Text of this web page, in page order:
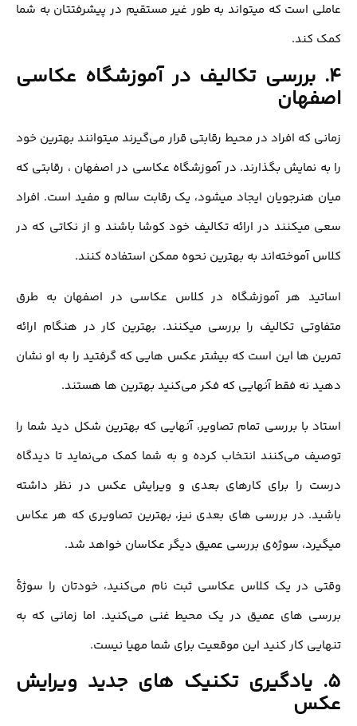
عاملی است که میتواند به طور غیر مستقیم در پیشرفتتان به شما
کمک کند.
4. بررسی تکالیف در آموزشگاه عکاسی
اصفهان
زمانی که افراد در محیط رقابتی قرار می‌گیرند میتوانند بهترین خود
را به نمایش بگذارند. در آموزشگاه عکاسی در اصفهان ، رقابتی که
میان هنرجویان ایجاد میشود، یک رقابت سالم و مفید است. افراد
سعی میکنند در ارائه تکالیف خود کوشا باشند و از نکاتی که در
کلاس آموخته‌اند به بهترین نحوه ممکن استفاده کنند.
اساتید هر آموزشگاه در کلاس عکاسی در اصفهان به طرق
متفاوتی تکالیف را بررسی میکنند. بهترین کار در هنگام ارائه
تمرین ها این است که بیشتر عکس هایی که گرفتید را به او نشان
دهید نه فقط آنهایی که فکر می‌کنید بهترین ها هستند.
استاد با بررسی تمام تصاویر، آنهایی که بهترین شکل دید شما را
توصیف می‌کنند انتخاب کرده و به شما کمک می‌نماید تا دیدگاه
درست را برای کارهای بعدی و ویرایش عکس در نظر داشته
باشید. در بررسی های بعدی نیز، بهترین تصاویری که هر عکاس
میگیرد، سوژه‌ی بررسی عمیق دیگر عکاسان خواهد شد.
وقتی در یک کلاس عکاسی ثبت نام می‌کنید، خودتان را سوژۀ
بررسی های عمیق در یک محیط غنی می‌کنید. اما زمانی که به
تنهایی کار کنید این موقعیت برای شما مهیا نیست.
5. یادگیری تکنیک های جدید ویرایش
عکس